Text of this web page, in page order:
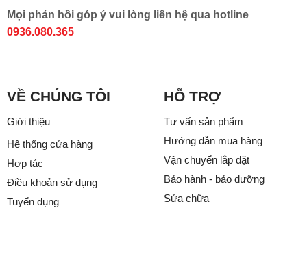
Mọi phản hồi góp ý vui lòng liên hệ qua hotline
0936.080.365
VỀ CHÚNG TÔI
Giới thiệu
Hệ thống cửa hàng
Hợp tác
Điều khoản sử dụng
Tuyển dụng
HỖ TRỢ
Tư vấn sản phẩm
Hướng dẫn mua hàng
Vận chuyển lắp đặt
Bảo hành - bảo dưỡng
Sửa chữa